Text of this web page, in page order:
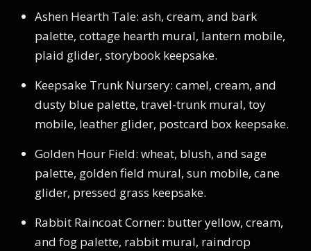
Ashen Hearth Tale: ash, cream, and bark
palette, cottage hearth mural, lantern mobile,
plaid glider, storybook keepsake.
Keepsake Trunk Nursery: camel, cream, and
dusty blue palette, travel-trunk mural, toy
mobile, leather glider, postcard box keepsake.
Golden Hour Field: wheat, blush, and sage
palette, golden field mural, sun mobile, cane
glider, pressed grass keepsake.
Rabbit Raincoat Corner: butter yellow, cream,
and fog palette, rabbit mural, raindrop